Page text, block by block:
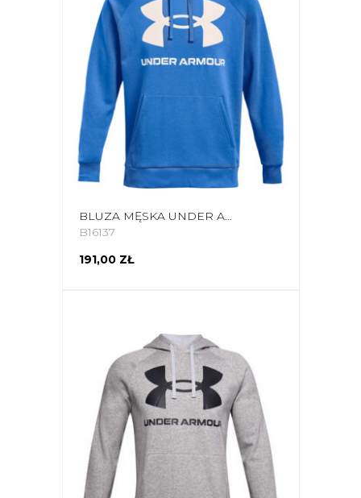
BLUZA MĘSKA UNDER ARMOUR RIVAL FLEECE BIG LOGO HD JASNY NIEBIESKI 1357093 787
B16137
191,00 ZŁ